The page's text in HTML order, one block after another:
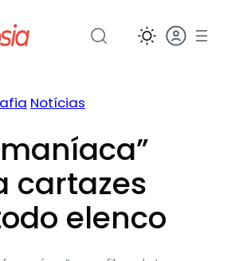
Notícias
cartazes
elenco